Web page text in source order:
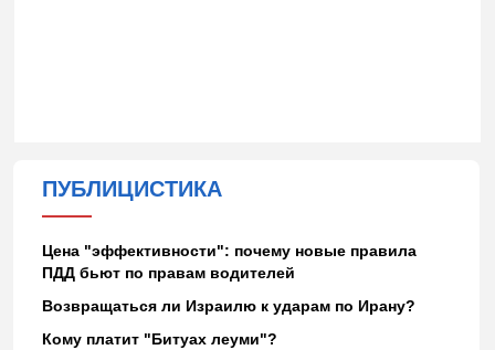
ПУБЛИЦИСТИКА
Цена "эффективности": почему новые правила
ПДД бьют по правам водителей
Возвращаться ли Израилю к ударам по Ирану?
Кому платит "Битуах леуми"?